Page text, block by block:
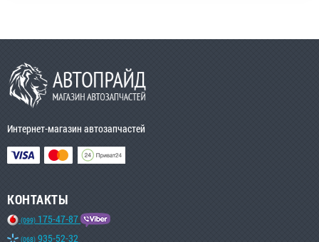
Интернет-магазин автозапчастей
КОНТАКТЫ
(099) 175-47-87
(068) 935-52-32